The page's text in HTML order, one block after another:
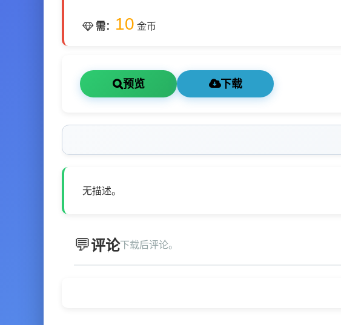
需： 10 金币
预览 下载
无描述。
评论下载后评论。